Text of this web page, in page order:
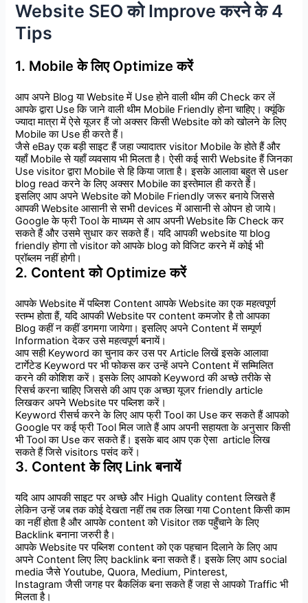
Website SEO को Improve करने के 4
Tips
1. Mobileके लिएOptimizeकरें
आप अपने Blogया Website में Use होने वाली थीम की Check कर लें
आपके द्वारा Use कि जाने वाली थीम Mobile Friendly होना चाहिए। क्यूंकि
ज्यादा मात्रा में ऐसे यूजर हैं जो अक्सर किसी Website को को खोलने के लिए
Mobile का Use ही करते हैं।
जैसेeBayएक बड़ी साइट हैं जहा ज्यादातर visitor Mobile के होते हैं और
यहाँ Mobile से यहाँ व्यवसाय भी मिलता है। ऐसी कई सारी Website हैं जिनका
Use visitorद्वाराMobileसे हि किया जाता है। इसके आलावा बहुत से user
blog read करने के लिए अक्सर Mobile का इस्तेमाल ही करते हैं।
इसलिए आप अपने Website को Mobile Friendly जरूर बनाये जिससे
आपकी Website आसानी से सभीdevicesमें आसानी से ओपन हो जाये।
Google के फ्री Tool के माध्यम से आप अपनी Website कि Check कर
सकते हैं और उसमे सुधार कर सकते हैं। यदि आपकी website या blog
friendly होगा तो visitor को आपके blog को विजिट करने में कोई भी
प्रॉब्लम नहीं होगी।
2. ContentकोOptimizeकरें
आपके Website में पब्लिश Content आपके Website का एक महत्वपूर्ण
स्तम्भ होता हैं,यदि आपकी Website पर contentकमजोर है तो आपका
Blog कहीं न कहीं डगमगा जायेगा। इसलिए अपने Content में सम्पूर्ण
Information देकर उसे महत्वपूर्ण बनायें।
आप सही Keyword का चुनाव कर उस पर Article लिखें इसके आलावा
टार्गेटेड Keyword पर भी फोकस कर उन्हें अपने Content में सम्मिलित
करने की कोशिश करें। इसके लिए आपको Keyword की अच्छे तरीके से
रिसर्च करना चाहिए जिससे की आप एक अच्छा यूजर friendly article
लिखकर अपने Website पर पब्लिश करें।
Keyword रीसर्च करने के लिए आप फ्री Tool का Use कर सकते हैं आपको
Google पर कई फ्री Tool मिल जाते हैं आप अपनी सहायता के अनुसार किसी
भी Tool का Use कर सकते हैं। इसके बाद आप एक ऐसाarticleलिख
सकते हैं जिसेvisitorsपसंद करें।
3. Contentके लिएLinkबनायें
यदि आप आपकी साइट पर अच्छे और High Quality contentलिखते हैं
लेकिन उन्हें जब तक कोई देखता नहीं तब तक लिखा गया Content किसी काम
का नहीं होता है और आपकेcontentको Visitor तक पहुँचाने के लिए
Backlinkबनाना जरुरी है।
आपके Website पर पब्लिश contentको एक पहचान दिलाने के लिए आप
अपने Content लिए लिए backlinkबना सकते हैं। इसके लिए आपsocial
mediaजैसेYoutube,Quora, Medium, Pinterest,
Instagramजैसी जगह पर बैकलिंक बना सकते हैं जहा से आपको Traffic भी
मिलता है।